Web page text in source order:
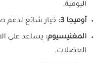
اليومية.
أوميجا 3: خيار شائع لدعم
المغنيسيوم: يساعد على
العضلات.